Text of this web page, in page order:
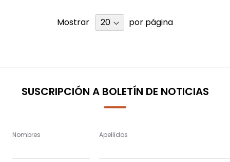
Mostrar por página
SUSCRIPCIÓN A BOLETÍN DE NOTICIAS
Nombres Apellidos